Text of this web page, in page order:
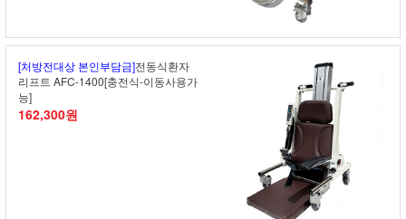
[처방전대상 본인부담금]전동식환자
리프트 AFC-1400[충전식-이동사용가
능]
162,300원